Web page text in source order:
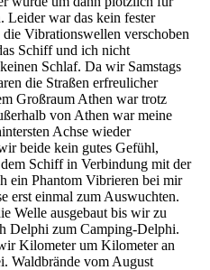
Leider war das kein fester
Vibrationswellen verschoben
Schiff und ich nicht
Schlaf. Da wir Samstags
die Straßen erfreulicher
Großraum Athen war trotz
von Athen war meine
Achse wieder
beide kein gutes Gefühl,
Schiff in Verbindung mit der
ein Phantom Vibrieren bei mir
erst einmal zum Auswuchten.
Welle ausgebaut bis wir zu
Delphi zum Camping-Delphi.
Kilometer um Kilometer an
Waldbrände vom August